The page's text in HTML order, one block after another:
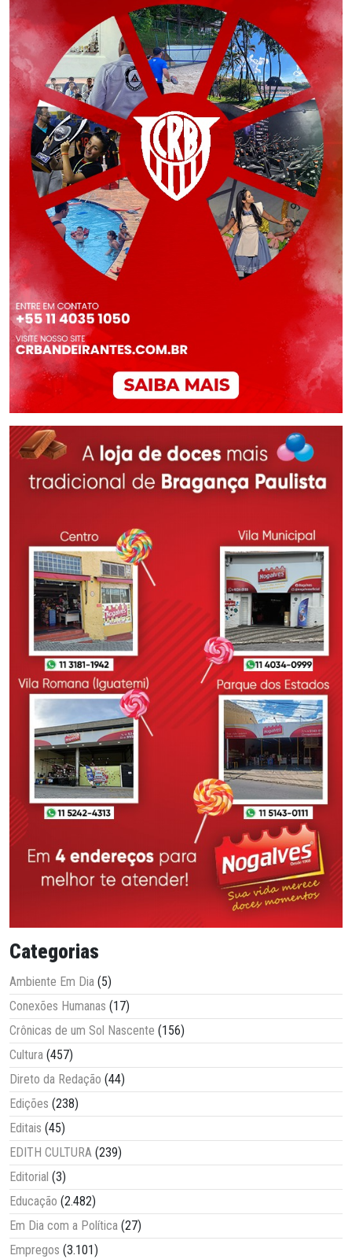
Categorias
Ambiente Em Dia (5)
Conexões Humanas (17)
Crônicas de um Sol Nascente (156)
Cultura (457)
Direto da Redação (44)
Edições (238)
Editais (45)
EDITH CULTURA (239)
Editorial (3)
Educação (2.482)
Em Dia com a Política (27)
Empregos (3.101)